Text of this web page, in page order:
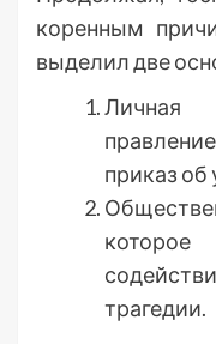
коренным
выделил две
Личная
приказ об
трагедии.